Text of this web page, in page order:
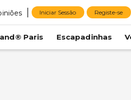
Iniciar Sessão Registe-se
Paris Escapadinhas